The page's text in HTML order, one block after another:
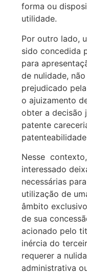
forma ou
utilidade.
Por outro lado,
sido concedida
para
de nulidade,
prejudicado
o ajuizamento
obter a decisão
patente
Nesse
interessado
necessárias
utilização de
âmbito
de sua
acionado pelo
inércia do
requerer a
administrativa